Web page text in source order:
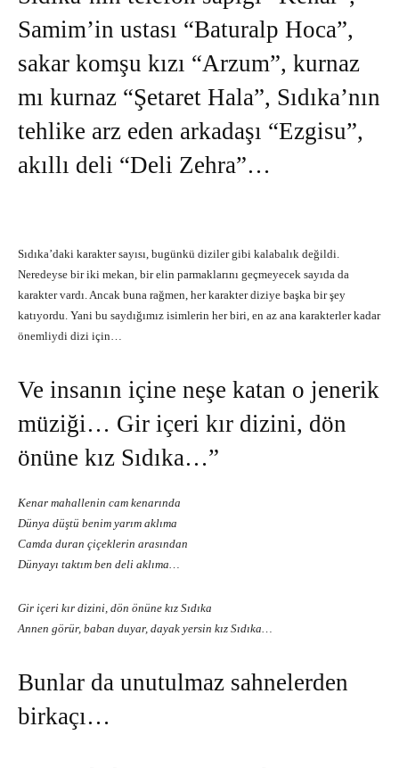
Samim’in ustası “Baturalp Hoca”,
sakar komşu kızı “Arzum”, kurnaz
mı kurnaz “Şetaret Hala”, Sıdıka’nın
tehlike arz eden arkadaşı “Ezgisu”,
akıllı deli “Deli Zehra”…
Sıdıka’daki karakter sayısı, bugünkü diziler gibi kalabalık değildi.
Neredeyse bir iki mekan, bir elin parmaklarını geçmeyecek sayıda da
karakter vardı. Ancak buna rağmen, her karakter diziye başka bir şey
katıyordu. Yani bu saydığımız isimlerin her biri, en az ana karakterler kadar
önemliydi dizi için…
Ve insanın içine neşe katan o jenerik
müziği… Gir içeri kır dizini, dön
önüne kız Sıdıka…”
Kenar mahallenin cam kenarında
Dünya düştü benim yarım aklıma
Camda duran çiçeklerin arasından
Dünyayı taktım ben deli aklıma…
Gir içeri kır dizini, dön önüne kız Sıdıka
Annen görür, baban duyar, dayak yersin kız Sıdıka…
Bunlar da unutulmaz sahnelerden
birkaçı…